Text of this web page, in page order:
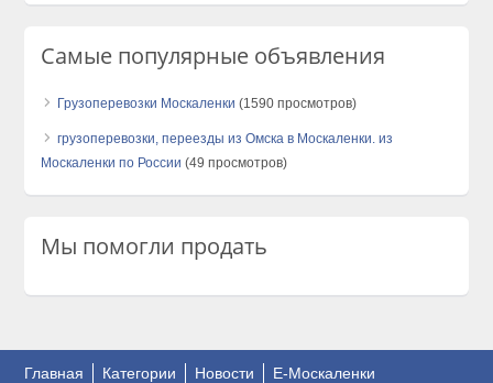
Самые популярные объявления
Грузоперевозки Москаленки (1590 просмотров)
грузоперевозки, переезды из Омска в Москаленки. из
Москаленки по России (49 просмотров)
Мы помогли продать
Главная Категории Новости E-Москаленки